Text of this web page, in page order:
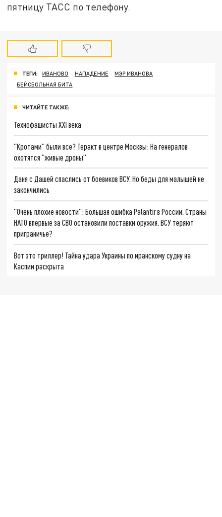
пятницу ТАСС по телефону.
ТЕГИ: ИВАНОВО НАПАДЕНИЕ
МЭР ИВАНОВА
БЕЙСБОЛЬНАЯ БИТА
ЧИТАЙТЕ ТАКЖЕ:
Технофашисты XXI века
"Кротами" были все? Теракт в центре Москвы: На генералов
охотятся "живые дроны"
Даня с Дашей спаслись от боевиков ВСУ. Но беды для малышей не
закончились
"Очень плохие новости": Большая ошибка Palantir в России. Страны
НАТО впервые за СВО остановили поставки оружия. ВСУ теряют
приграничье?
Вот это триллер! Тайна удара Украины по иранскому судну на
Каспии раскрыта